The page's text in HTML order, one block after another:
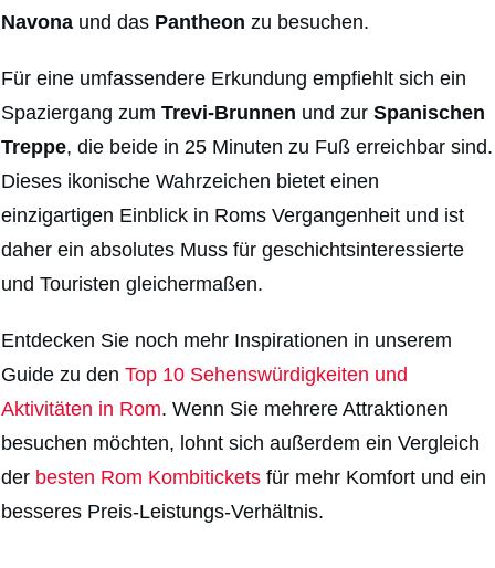
Navona und das Pantheon zu besuchen.
Für eine umfassendere Erkundung empfiehlt sich ein
Spaziergang zum Trevi-Brunnen und zur Spanischen
Treppe, die beide in 25 Minuten zu Fuß erreichbar sind.
Dieses ikonische Wahrzeichen bietet einen
einzigartigen Einblick in Roms Vergangenheit und ist
daher ein absolutes Muss für geschichtsinteressierte
und Touristen gleichermaßen.
Entdecken Sie noch mehr Inspirationen in unserem
Guide zu den Top 10 Sehenswürdigkeiten und
Aktivitäten in Rom. Wenn Sie mehrere Attraktionen
besuchen möchten, lohnt sich außerdem ein Vergleich
der besten Rom Kombitickets für mehr Komfort und ein
besseres Preis-Leistungs-Verhältnis.